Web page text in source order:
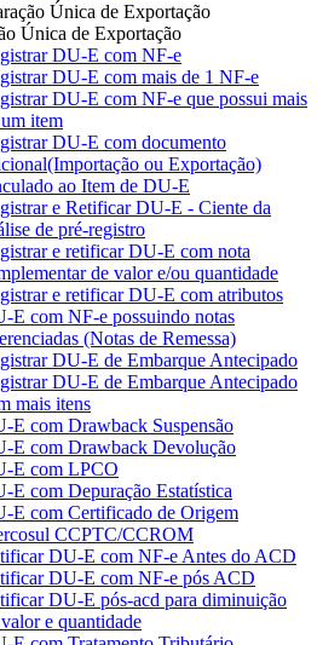
Única de Exportação
Única de Exportação
DU-E com NF-e
DU-E com mais de 1 NF-e
DU-E com NF-e que possui mais
item
DU-E com documento
ou Exportação)
ao Item de DU-E
e Retificar DU-E - Ciente da
de pré-registro
e retificar DU-E com nota
de valor e/ou quantidade
e retificar DU-E com atributos
E com NF-e possuindo notas
(Notas de Remessa)
DU-E de Embarque Antecipado
DU-E de Embarque Antecipado
mais itens
E com Drawback Suspensão
E com Drawback Devolução
E com LPCO
E com Depuração Estatística
E com Certificado de Origem
CCPTC/CCROM
DU-E com NF-e Antes do ACD
DU-E com NF-e pós ACD
DU-E pós-acd para diminuição
e quantidade